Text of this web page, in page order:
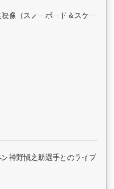
像（スノーボード＆スケート
神野愼之助選手とのライブト